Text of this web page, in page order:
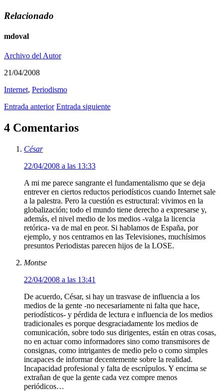
Relacionado
mdoval
Archivo del Autor
21/04/2008
Internet, Periodismo
Entrada anterior Entrada siguiente
4 Comentarios
César
22/04/2008 a las 13:33
A mi me parece sangrante el fundamentalismo que se deja
entrever en ciertos reductos periodísticos cuando Internet sale
a la palestra. Pero la cuestión es estructural: vivimos en la
globalización; todo el mundo tiene derecho a expresarse y,
además, el nivel medio de los medios -valga la licencia
retórica- va de mal en peor. Si hablamos de España, por
ejemplo, y nos centramos en las Televisiones, muchísimos
presuntos Periodistas parecen hijos de la LOSE.
Montse
22/04/2008 a las 13:41
De acuerdo, César, si hay un trasvase de influencia a los
medios de la gente -no necesariamente ni falta que hace,
periodísticos- y pérdida de lectura e influencia de los medios
tradicionales es porque desgraciadamente los medios de
comunicación, sobre todo sus dirigentes, están en otras cosas,
no en actuar como informadores sino como transmisores de
consignas, como intrigantes de medio pelo o como simples
incapaces de informar decentemente sobre la realidad.
Incapacidad profesional y falta de escrúpulos. Y encima se
extrañan de que la gente cada vez compre menos
periódicos…